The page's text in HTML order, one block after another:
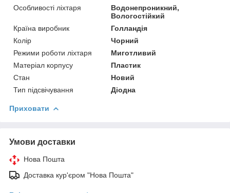
Особливості ліхтаря
Водонепроникний,
Вологостійкий
Країна виробник
Голландія
Колір
Чорний
Режими роботи ліхтаря
Миготливий
Матеріал корпусу
Пластик
Стан
Новий
Тип підсвічування
Діодна
Приховати
Умови доставки
Нова Пошта
Доставка кур'єром "Нова Пошта"